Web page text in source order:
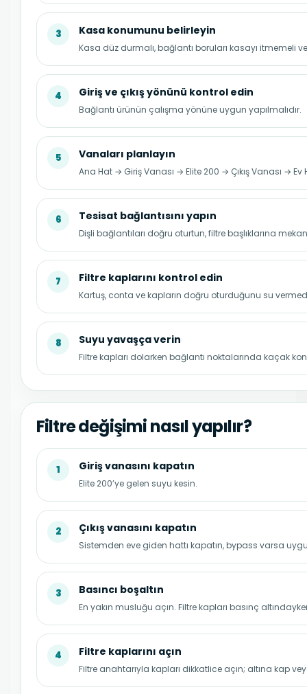
3 Kasa konumunu belirleyin
Kasa düz durmalı, bağlantı boruları kasayı itmemeli
4 Giriş ve çıkış yönünü kontrol edin
Bağlantı ürünün çalışma yönüne uygun yapılmalıdır.
5 Vanaları planlayın
Ana Hat → Giriş Vanası → Elite 200 → Çıkış Vanası → Ev
6 Tesisat bağlantısını yapın
Dişli bağlantıları doğru oturtun, filtre başlıklarına
7 Filtre kaplarını kontrol edin
Kartuş, conta ve kapların doğru oturduğunu su
8 Suyu yavaşça verin
Filtre kapları dolarken bağlantı noktalarında kaçak
Filtre değişimi nasıl yapılır?
1 Giriş vanasını kapatın
Elite 200’ye gelen suyu kesin.
2 Çıkış vanasını kapatın
Sistemden eve giden hattı kapatın, bypass varsa
3 Basıncı boşaltın
En yakın musluğu açın. Filtre kapları basınç
4 Filtre kaplarını açın
Filtre anahtarıyla kapları dikkatlice açın; altına kap